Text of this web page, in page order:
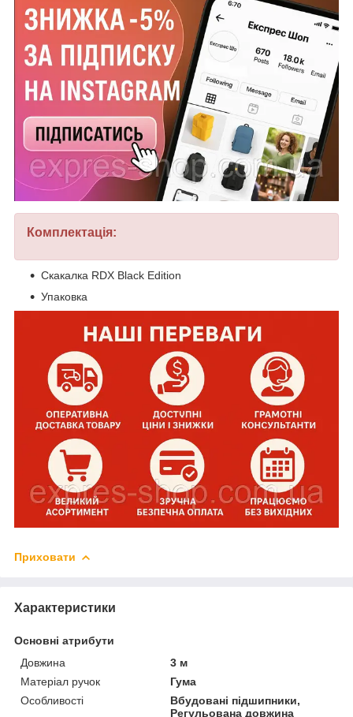
Комплектація:
Скакалка RDX Black Edition
Упаковка
Приховати
Характеристики
Основні атрибути
Довжина
3 м
Матеріал ручок
Гума
Особливості
Вбудовані підшипники,
Регульована довжина